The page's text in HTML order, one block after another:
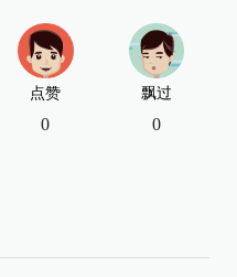
点赞
0
飘过
0